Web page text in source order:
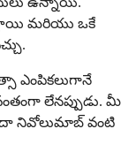
మరియు ఒకే
ఎంపికలుగానే
లేనప్పుడు. మీ
నివోలుమాబ్ వంటి